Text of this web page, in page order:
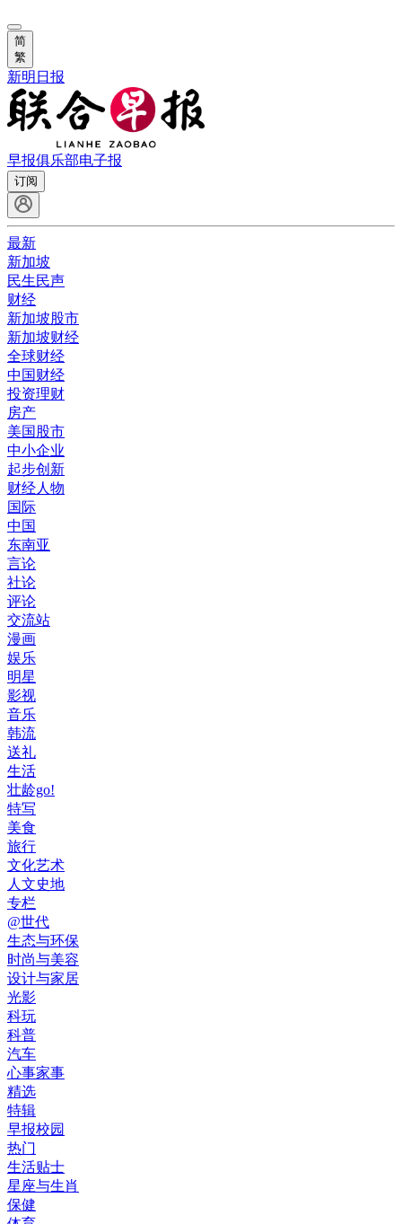
简
繁
新明日报
早报俱乐部电子报
订阅
最新
新加坡
民生民声
财经
新加坡股市
新加坡财经
全球财经
中国财经
投资理财
房产
美国股市
中小企业
起步创新
财经人物
国际
中国
东南亚
言论
社论
评论
交流站
漫画
娱乐
明星
影视
音乐
韩流
送礼
生活
壮龄go!
特写
美食
旅行
文化艺术
人文史地
专栏
@世代
生态与环保
时尚与美容
设计与家居
光影
科玩
科普
汽车
心事家事
精选
特辑
早报校园
热门
生活贴士
星座与生肖
保健